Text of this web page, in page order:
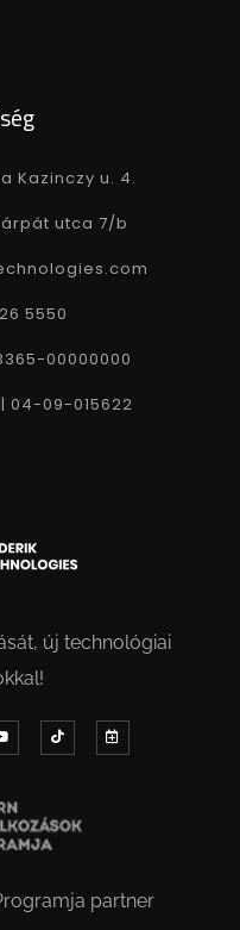
Kazinczy u. 4.
utca 7/b
5550
00000000
04-09-015622
új technológiai
partner